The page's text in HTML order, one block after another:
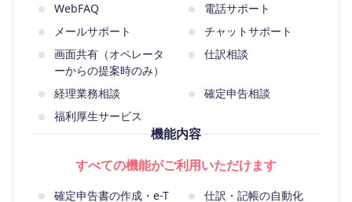
WebFAQ
電話サポート
メールサポート
チャットサポート
画面共有（オペレータ
ーからの提案時のみ）
仕訳相談
経理業務相談
確定申告相談
福利厚生サービス
機能内容
すべての機能がご利用いただけます
確定申告書の作成・e-T
仕訳・記帳の自動化